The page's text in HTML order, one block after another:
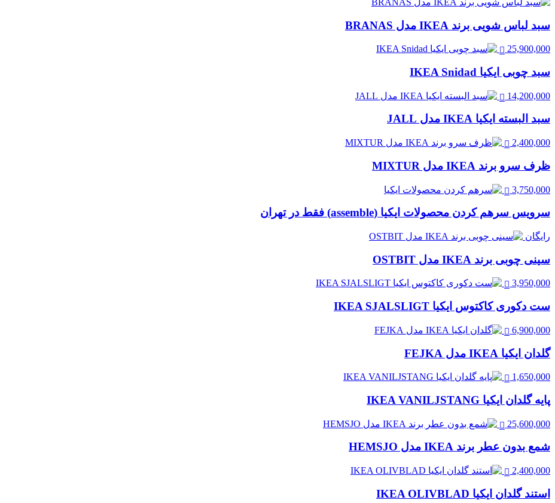
سبد لباس شویی برند IKEA مدل BRANAS
25,900,000
سبد چوبی ایکیا IKEA Snidad
14,200,000
سبد البسته ایکیا IKEA مدل JALL
2,400,000
ظرف سرو برند IKEA مدل MIXTUR
3,750,000
سرویس سرهم کردن محصولات ایکیا (assemble) فقط در تهران
رایگان
سینی چوبی برند IKEA مدل OSTBIT
3,950,000
ست دکوری کاکتوس ایکیا IKEA SJALSLIGT
6,900,000
گلدان ایکیا IKEA مدل FEJKA
1,650,000
پایه گلدان ایکیا IKEA VANILJSTANG
25,600,000
شمع بدون عطر برند IKEA مدل HEMSJO
2,400,000
استند گلدان ایکیا IKEA OLIVBLAD